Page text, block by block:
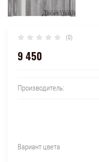
(0)
9 450
Производитель:
Вариант цвета